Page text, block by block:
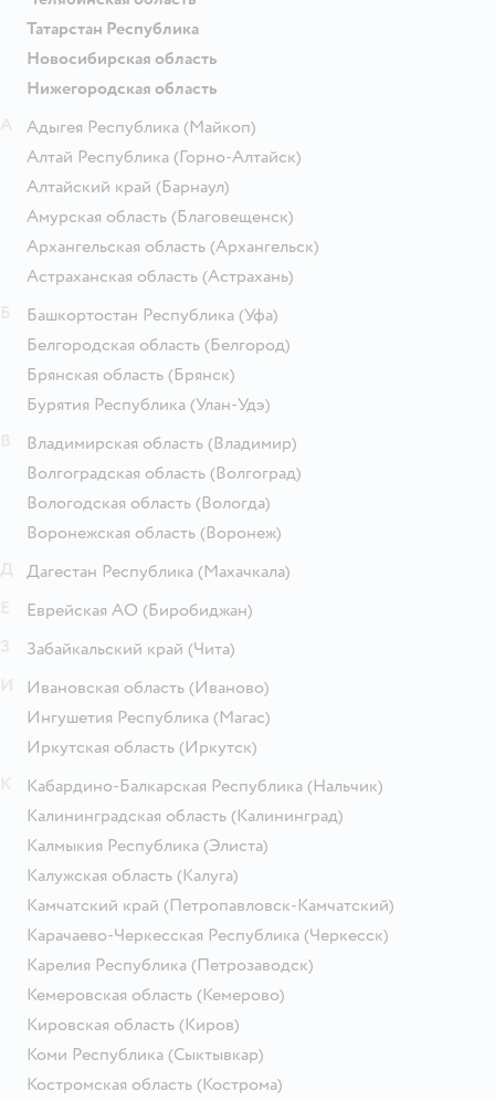
Татарстан Республика
Новосибирская область
Нижегородская область
Адыгея Республика (Майкоп)
Алтай Республика (Горно-Алтайск)
Алтайский край (Барнаул)
Амурская область (Благовещенск)
Архангельская область (Архангельск)
Астраханская область (Астрахань)
Башкортостан Республика (Уфа)
Белгородская область (Белгород)
Брянская область (Брянск)
Бурятия Республика (Улан-Удэ)
Владимирская область (Владимир)
Волгоградская область (Волгоград)
Вологодская область (Вологда)
Воронежская область (Воронеж)
Дагестан Республика (Махачкала)
Еврейская АО (Биробиджан)
Забайкальский край (Чита)
Ивановская область (Иваново)
Ингушетия Республика (Магас)
Иркутская область (Иркутск)
Кабардино-Балкарская Республика (Нальчик)
Калининградская область (Калининград)
Калмыкия Республика (Элиста)
Калужская область (Калуга)
Камчатский край (Петропавловск-Камчатский)
Карачаево-Черкесская Республика (Черкесск)
Карелия Республика (Петрозаводск)
Кемеровская область (Кемерово)
Кировская область (Киров)
Коми Республика (Сыктывкар)
Костромская область (Кострома)